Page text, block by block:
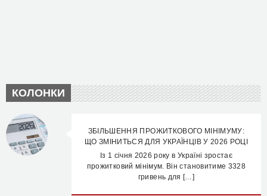
КОЛОНКИ
ЗБІЛЬШЕННЯ ПРОЖИТКОВОГО МІНІМУМУ:
ЩО ЗМІНИТЬСЯ ДЛЯ УКРАЇНЦІВ У 2026 РОЦІ
Із 1 січня 2026 року в Україні зростає
прожитковий мінімум. Він становитиме 3328
гривень для […]